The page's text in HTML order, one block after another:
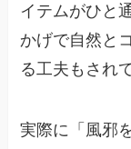
イテムがひと
かげで自然と
る工夫もされ
実際に「風邪